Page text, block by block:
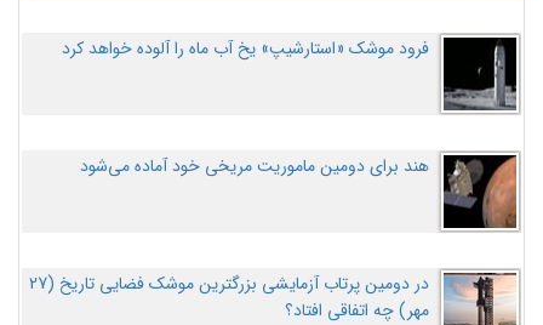
فرود موشک «استارشیپ» یخ آب ماه را آلوده خواهد کرد
هند برای دومین ماموریت مریخی خود آماده می‌شود
در دومین پرتاب آزمایشی بزرگترین موشک فضایی تاریخ (27
مهر‌) چه اتفاقی افتاد؟